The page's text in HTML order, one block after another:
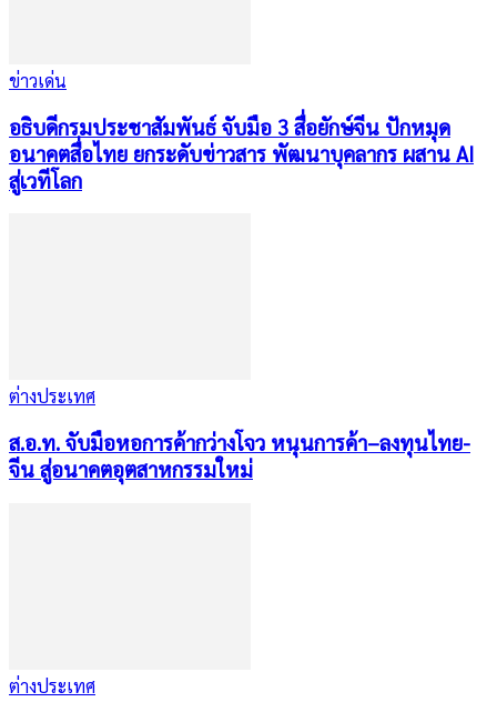
ข่าวเด่น
อธิบดีกรมประชาสัมพันธ์ จับมือ 3 สื่อยักษ์จีน ปักหมุด
อนาคตสื่อไทย ยกระดับข่าวสาร พัฒนาบุคลากร ผสาน AI
สู่เวทีโลก
ต่างประเทศ
ส.อ.ท. จับมือหอการค้ากว่างโจว หนุนการค้า–ลงทุนไทย-
จีน สู่อนาคตอุตสาหกรรมใหม่
ต่างประเทศ